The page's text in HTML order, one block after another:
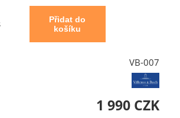
VB-007
1 990 CZK